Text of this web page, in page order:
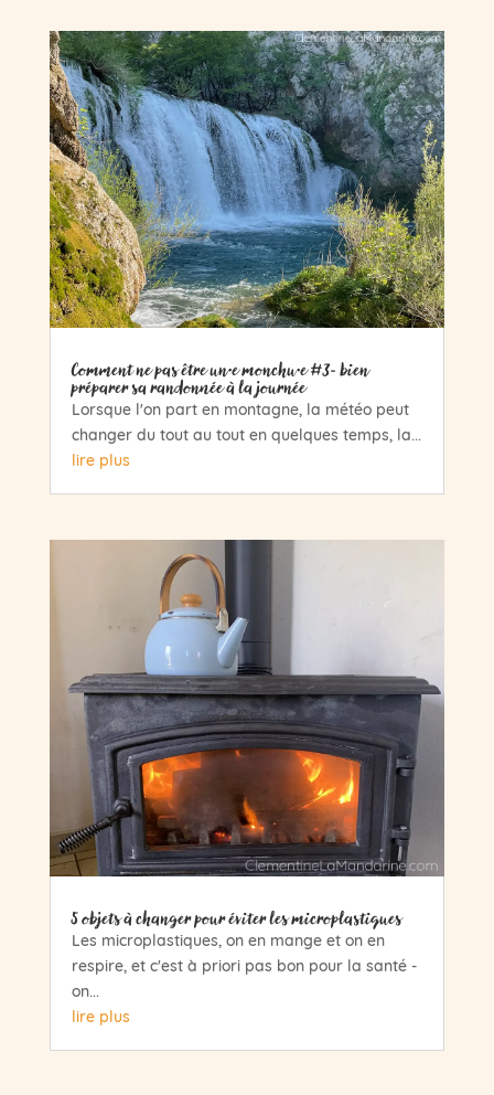
Comment ne pas être un·e monchu·e #3- bien
préparer sa randonnée à la journée
Lorsque l'on part en montagne, la météo peut
changer du tout au tout en quelques temps, la...
lire plus
5 objets à changer pour éviter les microplastiques
Les microplastiques, on en mange et on en
respire, et c'est à priori pas bon pour la santé -
on...
lire plus